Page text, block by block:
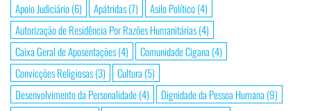
Apoio Judiciário(6) Apátridas(7) Asilo Político(4)
Autorização de Residência Por Razões Humanitárias(4)
Caixa Geral de Aposentações(4) Comunidade Cigana (4)
Convicções Religiosas(3) Cultura (5)
Desenvolvimento da Personalidade(4) Dignidade da Pessoa Humana (9)